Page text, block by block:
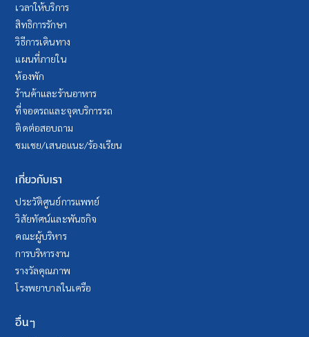
เวลาให้บริการ
สิทธิการรักษา
วิธีการเดินทาง
แผนที่ภายใน
ห้องพัก
ร้านค้าและร้านอาหาร
ที่จอดรถและจุดบริการรถ
ติดต่อสอบถาม
ชมเชย/เสนอแนะ/ร้องเรียน
เกี่ยวกับเรา
ประวัติศูนย์การแพทย์
วิสัยทัศน์และพันธกิจ
คณะผู้บริหาร
การบริหารงาน
รางวัลคุณภาพ
โรงพยาบาลในเครือ
อื่นๆ